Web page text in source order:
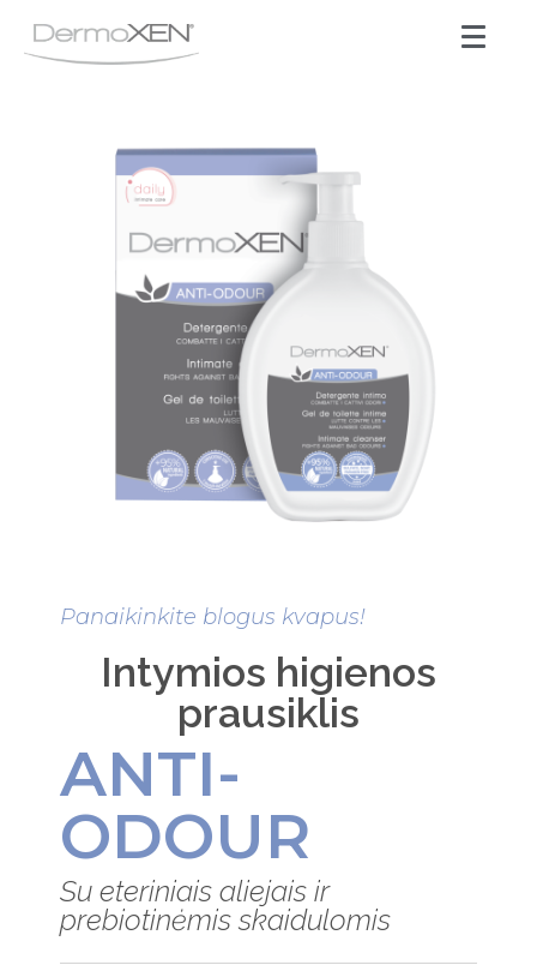
Panaikinkite blogus kvapus!
Intymios higienos
prausiklis
ANTI-
ODOUR
Su eteriniais aliejais ir
prebiotinėmis skaidulomis